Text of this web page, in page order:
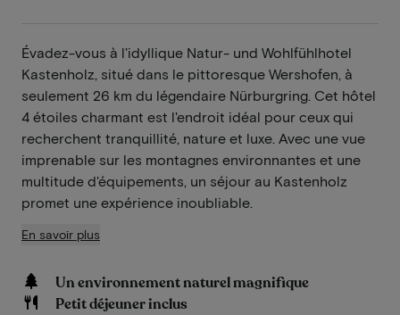
Évadez-vous à l'idyllique Natur- und Wohlfühlhotel
Kastenholz, situé dans le pittoresque Wershofen, à
seulement 26 km du légendaire Nürburgring. Cet hôtel
4 étoiles charmant est l'endroit idéal pour ceux qui
recherchent tranquillité, nature et luxe. Avec une vue
imprenable sur les montagnes environnantes et une
multitude d'équipements, un séjour au Kastenholz
promet une expérience inoubliable.
En savoir plus
Un environnement naturel magnifique
Petit déjeuner inclus